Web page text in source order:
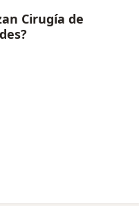
Cirugía de